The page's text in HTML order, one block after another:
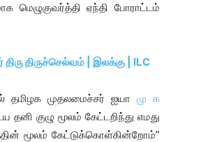
மெழுகுவர்த்தி ஏந்தி போராட்டம்
திருச்செல்வம் | இலக்கு | ILC
தமிழக முதலமைச்சர் ஐயா மு க
குழு மூலம் கேட்டறிந்து எமது
மூலம் கேட்டுக்கொள்கின்றோம்”